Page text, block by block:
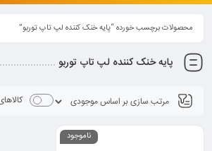
محصولات برچسب خورده “پایه خنک کننده لپ تاپ توربو”
پایه خنک کننده لپ تاپ توربو
ناموجود